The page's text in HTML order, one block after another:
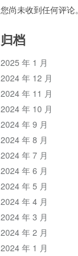
您尚未收到任何评论。
归档
2025 年 1 月
2024 年 12 月
2024 年 11 月
2024 年 10 月
2024 年 9 月
2024 年 8 月
2024 年 7 月
2024 年 6 月
2024 年 5 月
2024 年 4 月
2024 年 3 月
2024 年 2 月
2024 年 1 月